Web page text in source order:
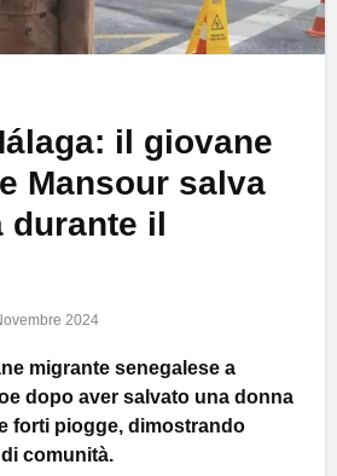
il giovane
Mansour salva
durante il
2024
migrante senegalese a
dopo aver salvato una donna
forti piogge, dimostrando
comunità.